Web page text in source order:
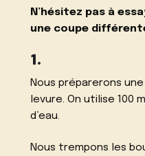
N’hésitez pas à
une coupe
1.
Nous préparerons
levure. On utilise 100
d’eau.
Nous trempons les